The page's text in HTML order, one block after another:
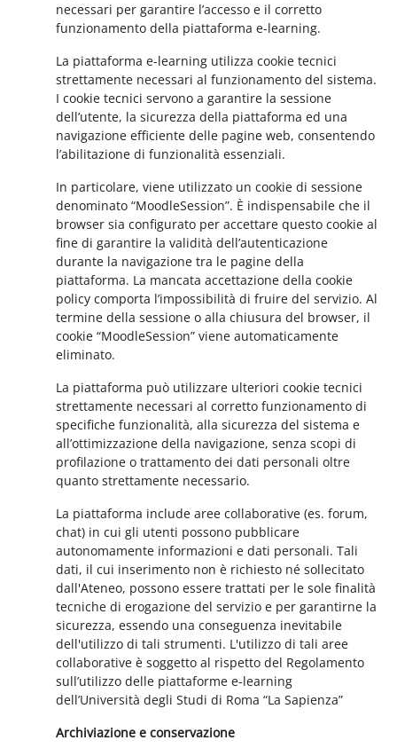
necessari per garantire l’accesso e il corretto
funzionamento della piattaforma e-learning.
La piattaforma e-learning utilizza cookie tecnici
strettamente necessari al funzionamento del sistema.
I cookie tecnici servono a garantire la sessione
dell’utente, la sicurezza della piattaforma ed una
navigazione efficiente delle pagine web, consentendo
l’abilitazione di funzionalità essenziali.
In particolare, viene utilizzato un cookie di sessione
denominato “MoodleSession”. È indispensabile che il
browser sia configurato per accettare questo cookie al
fine di garantire la validità dell’autenticazione
durante la navigazione tra le pagine della
piattaforma. La mancata accettazione della cookie
policy comporta l’impossibilità di fruire del servizio. Al
termine della sessione o alla chiusura del browser, il
cookie “MoodleSession” viene automaticamente
eliminato.
La piattaforma può utilizzare ulteriori cookie tecnici
strettamente necessari al corretto funzionamento di
specifiche funzionalità, alla sicurezza del sistema e
all’ottimizzazione della navigazione, senza scopi di
profilazione o trattamento dei dati personali oltre
quanto strettamente necessario.
La piattaforma include aree collaborative (es. forum,
chat) in cui gli utenti possono pubblicare
autonomamente informazioni e dati personali. Tali
dati, il cui inserimento non è richiesto né sollecitato
dall'Ateneo, possono essere trattati per le sole finalità
tecniche di erogazione del servizio e per garantirne la
sicurezza, essendo una conseguenza inevitabile
dell'utilizzo di tali strumenti. L'utilizzo di tali aree
collaborative è soggetto al rispetto del Regolamento
sull’utilizzo delle piattaforme e-learning
dell’Università degli Studi di Roma “La Sapienza”
Archiviazione e conservazione